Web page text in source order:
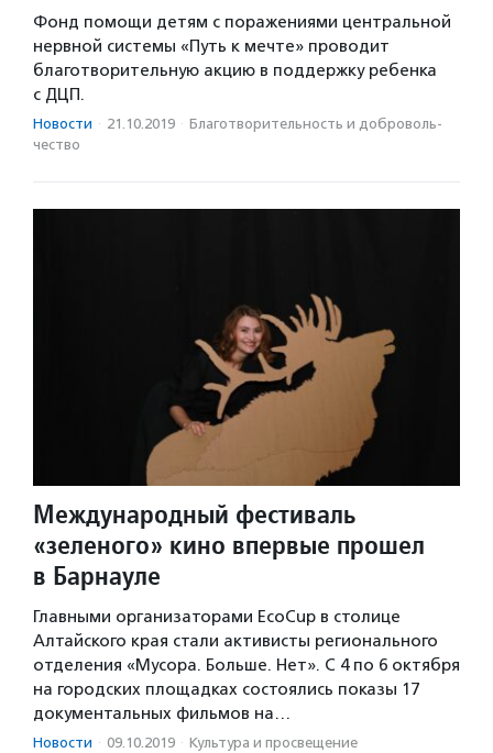
Фонд помощи детям с поражениями центральной
нервной системы «Путь к мечте» проводит
благотворительную акцию в поддержку ребенка
с ДЦП.
Новости · 21.10.2019 · Благотвори­тель­ность и доброволь­
чест­во
Международный фестиваль
«зеленого» кино впервые прошел
в Барнауле
Главными организаторами EcoCup в столице
Алтайского края стали активисты регионального
отделения «Мусора. Больше. Нет». С 4 по 6 октября
на городских площадках состоялись показы 17
документальных фильмов на…
Новости · 09.10.2019 · Культура и просвещение